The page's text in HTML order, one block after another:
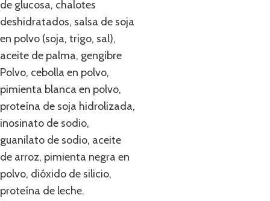
de glucosa, chalotes
deshidratados, salsa de soja
en polvo (soja, trigo, sal),
aceite de palma, gengibre
Polvo, cebolla en polvo,
pimienta blanca en polvo,
proteína de soja hidrolizada,
inosinato de sodio,
guanilato de sodio, aceite
de arroz, pimienta negra en
polvo, dióxido de silicio,
proteína de leche.